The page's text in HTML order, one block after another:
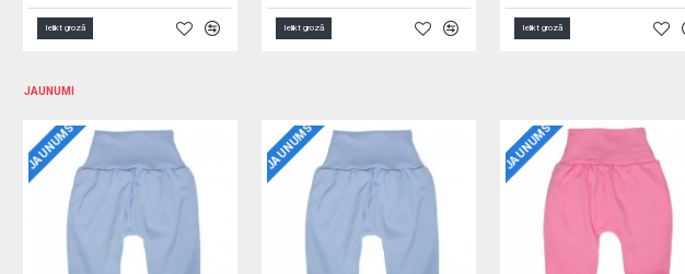
Ielikt grozā Ielikt grozā Ielikt grozā
JAUNUMI
JAUNUMS JAUNUMS JAUNUMS